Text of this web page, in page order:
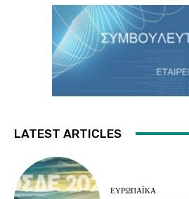
LATEST ARTICLES
ΕΥΡΩΠΑΪΚΆ